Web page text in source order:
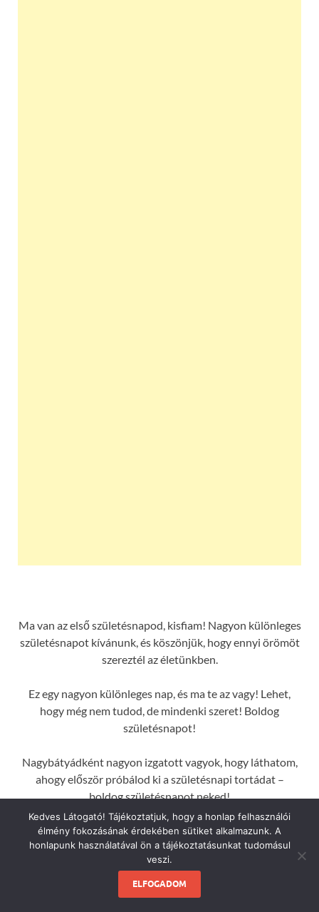
Ma van az első születésnapod, kisfiam! Nagyon különleges
születésnapot kívánunk, és köszönjük, hogy ennyi örömöt
szereztél az életünkben.
Ez egy nagyon különleges nap, és ma te az vagy! Lehet,
hogy még nem tudod, de mindenki szeret! Boldog
születésnapot!
Nagybátyádként nagyon izgatott vagyok, hogy láthatom,
ahogy először próbálod ki a születésnapi tortádat –
boldog születésnapot neked!
Tudom, hogy talán még nem tudod, milyen fontos ez a nap,
de hidd el, egy napon meg fogod érteni, hogy mennyit
jelentesz nekem, kölyök.
Remélem csodálatos első születésnapod lesz! Nem mintha
Kedves Látogató! Tájékoztatjuk, hogy a honlap felhasználói
élmény fokozásának érdekében sütiket alkalmazunk. A
honlapunk használatával ön a tájékoztatásunkat tudomásul
veszi.
ELFOGADOM